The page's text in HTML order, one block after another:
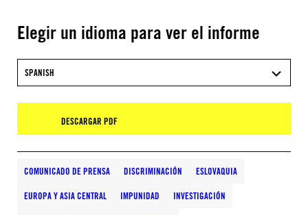
Elegir un idioma para ver el informe
SPANISH
DESCARGAR PDF
COMUNICADO DE PRENSA DISCRIMINACIÓN ESLOVAQUIA
EUROPA Y ASIA CENTRAL IMPUNIDAD INVESTIGACIÓN